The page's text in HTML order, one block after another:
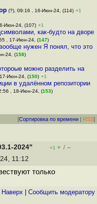
(?), 09:16 , 16-Июн-24, (114) +1
Июн-24, (107) +1
как-будто на дворе
, 17-Июн-24, (147)
нужен Я понял, что это
24, (158)
можно разделить на
Июн-24, (150) +1
в удалённом репозитории
, 18-Июн-24, (153)
[Сортировка по времени | RSS]
2024" +1 + / –
11:12
только
Наверх Cообщить модератору